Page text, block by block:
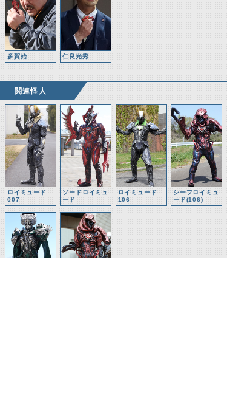
多賀始 仁良光秀
関連怪人
ロイミュード
007
ソードロイミュ
ード
ロイミュード
106
シーフロイミュ
ード(106)